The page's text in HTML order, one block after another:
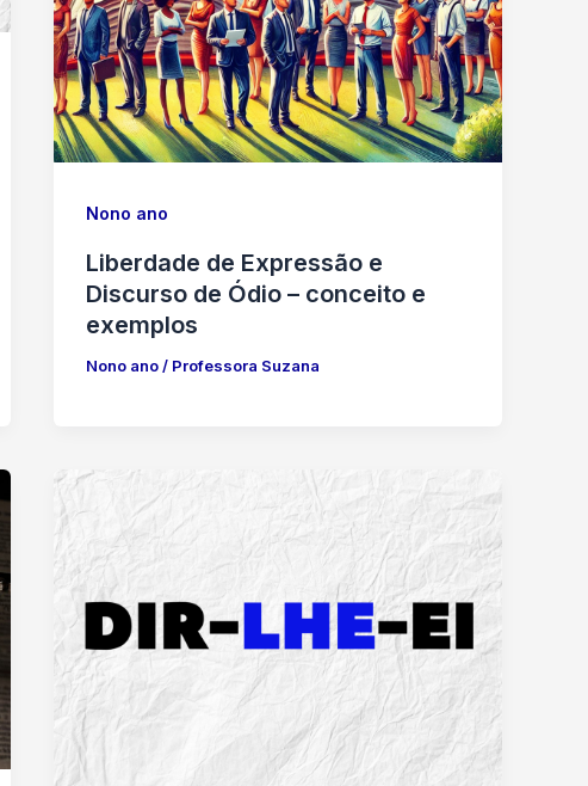
Nono ano
Liberdade de Expressão e
Discurso de Ódio – conceito e
exemplos
Nono ano/ Professora Suzana